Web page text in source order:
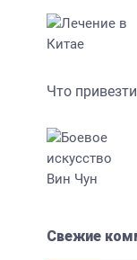
Что
Свежие